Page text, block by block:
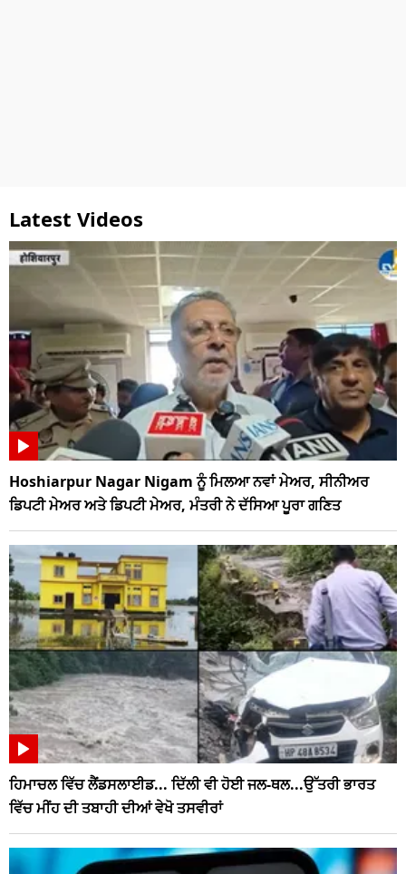
Latest Videos
Hoshiarpur Nagar Nigam ਨੂੰ ਮਿਲਆ ਨਵਾਂ ਮੇਅਰ, ਸੀਨੀਅਰ
ਡਿਪਟੀ ਮੇਅਰ ਅਤੇ ਡਿਪਟੀ ਮੇਅਰ, ਮੰਤਰੀ ਨੇ ਦੱਸਿਆ ਪੂਰਾ ਗਣਿਤ
ਹਿਮਾਚਲ ਵਿੱਚ ਲੈਂਡਸਲਾਈਡ... ਦਿੱਲੀ ਵੀ ਹੋਈ ਜਲ-ਥਲ...ਉੱਤਰੀ ਭਾਰਤ
ਵਿੱਚ ਮੀਂਹ ਦੀ ਤਬਾਹੀ ਦੀਆਂ ਵੇਖੋ ਤਸਵੀਰਾਂ